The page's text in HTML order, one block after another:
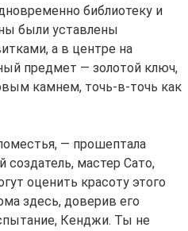
библиотеку и
были уставлены
а в центре на
предмет — золотой ключ,
камнем, точь-в-точь как
— прошептала
создатель, мастер Сато,
оценить красоту этого
здесь, доверив его
Кенджи. Ты не